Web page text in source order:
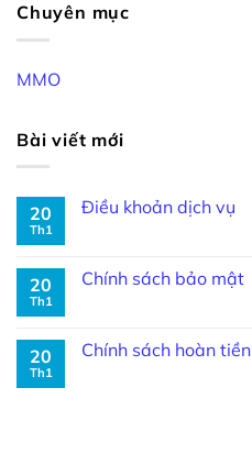
Chuyên mục
MMO
Bài viết mới
20
Th1
Điều khoản dịch vụ
20
Th1
Chính sách bảo mật
20
Th1
Chính sách hoàn tiền